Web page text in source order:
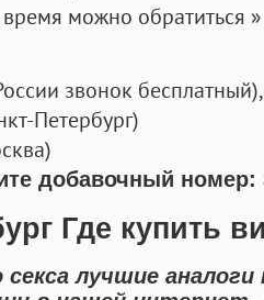
можно обратиться
звонок бесплатный),
Петербург)
добавочный номер:
Где купить
лучшие аналоги